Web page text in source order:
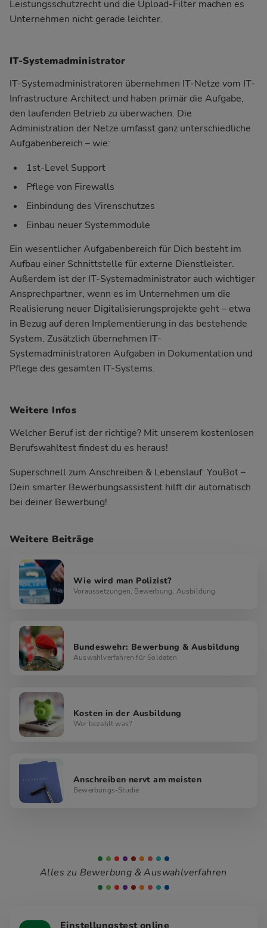
Leistungsschutzrecht und die Upload-Filter machen es
Unternehmen nicht gerade leichter.
IT-Systemadministrator
IT-Systemadministratoren übernehmen IT-Netze vom IT-
Infrastructure Architect und haben primär die Aufgabe,
den laufenden Betrieb zu überwachen. Die
Administration der Netze umfasst ganz unterschiedliche
Aufgabenbereich – wie:
1st-Level Support
Pflege von Firewalls
Einbindung des Virenschutzes
Einbau neuer Systemmodule
Ein wesentlicher Aufgabenbereich für Dich besteht im
Aufbau einer Schnittstelle für externe Dienstleister.
Außerdem ist der IT-Systemadministrator auch wichtiger
Ansprechpartner, wenn es im Unternehmen um die
Realisierung neuer Digitalisierungsprojekte geht – etwa
in Bezug auf deren Implementierung in das bestehende
System. Zusätzlich übernehmen IT-
Systemadministratoren Aufgaben in Dokumentation und
Pflege des gesamten IT-Systems.
Weitere Infos
Welcher Beruf ist der richtige? Mit unserem kostenlosen
Berufswahltest findest du es heraus!
Superschnell zum Anschreiben & Lebenslauf: YouBot –
Dein smarter Bewerbungsassistent hilft dir automatisch
bei deiner Bewerbung!
Weitere Beiträge
Wie wird man Polizist?
Voraussetzungen, Bewerbung, Ausbildung
Bundeswehr: Bewerbung & Ausbildung
Auswahlverfahren für Soldaten
Kosten in der Ausbildung
Wer bezahlt was?
Anschreiben nervt am meisten
Bewerbungs-Studie
Alles zu Bewerbung & Auswahlverfahren